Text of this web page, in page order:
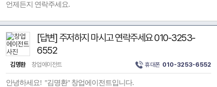
언제든지 연락주세요.
[답변] 주저하지 마시고 연락주세요 010-3253-
6552
김명환 창업에이전트 휴대폰 010-3253-6552
안녕하세요! "김명환" 창업에이전트입니다.